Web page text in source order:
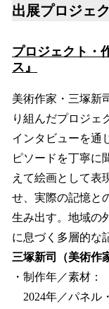
出展プロジェ
プロジェクト・
ス』
美術作家・三塚新
り組んだプロジェ
インタビューを通
ピソードを丁寧に
えて絵画として表
せ、実際の記憶と
生み出す。地域の
に息づく多層的な
三塚新司（美術作
・制作年／素材：
2024年／パネル